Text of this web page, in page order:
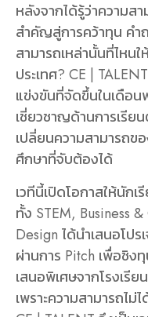
หลังจากได้รู้ว่าความสา
สำคัญสู่การคว้าทุน คำ
สามารถเหล่านั้นที่ไหนใ
ประเทศ? CE | TALENT
แข่งขันที่จัดขึ้นในเดือ
เชี่ยวชาญด้านการเรีย
เปลี่ยนความสามารถข
ศึกษาที่จับต้องได้
เวทีนี้เปิดโอกาสให้นัก
ทั้ง STEM, Business
Design ได้นำเสนอโป
ผ่านการ Pitch เพื่อชิง
เสนอพิเศษจากโรงเรี
เพราะความสามารถไ